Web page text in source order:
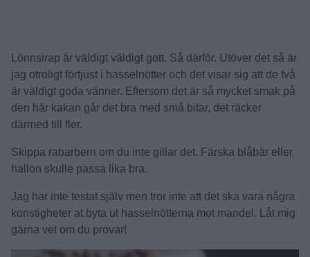
Lönnsirap är väldigt väldigt gott. Så därför. Utöver det så är
jag otroligt förtjust i hasselnötter och det visar sig att de två
är väldigt goda vänner. Eftersom det är så mycket smak på
den här kakan går det bra med små bitar, det räcker
därmed till fler.
Skippa rabarbern om du inte gillar det. Färska blåbär eller
hallon skulle passa lika bra.
Jag har inte testat själv men tror inte att det ska vara några
konstigheter at byta ut hasselnötterna mot mandel. Låt mig
gärna vet om du provar!